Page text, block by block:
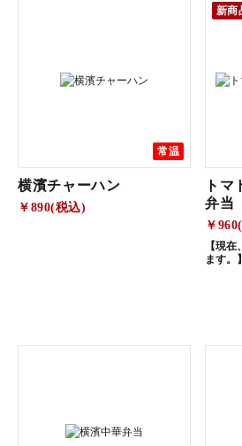
常温
横濱チャーハン
￥890(税込)
新商
ト
弁当
￥
【現
ます。】